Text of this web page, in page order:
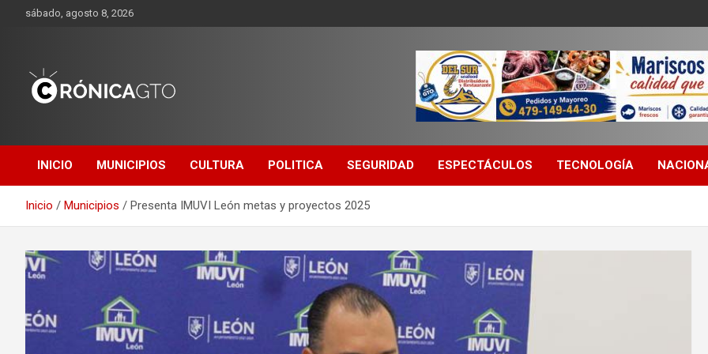
sábado, agosto 8, 2026
GUANAJUATO
INICIO MUNICIPIOS CULTURA POLITICA SEGURIDAD ESPECTÁCULOS TECNOLOGÍA
Inicio Municipios Presenta IMUVI León metas y proyectos 2025